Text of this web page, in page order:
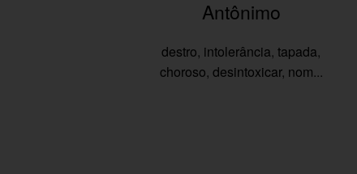
Antônimo
destro, intolerância, tapada,
choroso, desintoxicar, nom...